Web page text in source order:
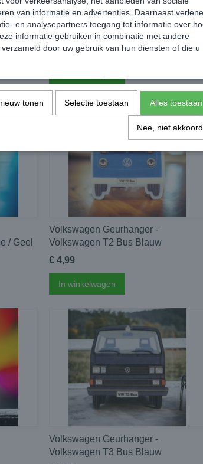
Volkswagen Geurhanger -
Volkswagen T1 Bus Groen
€ 4,99
/ Geel
Volkswagen Geurhanger -
Volkswagen T2 Bus Blauw
€ 4,99
In winkelwagen
Volkswagen Geurhanger -
Volkswagen T3 Bus Blauw
van informatie en advertenties. Daarnaast
en analysepartners toegang tot informatie over
informatie gebruiken in combinatie met andere
door uw gebruik van hun diensten of die u
tonen Selectie toestaan Alles toestaan
Nee, niet akkoord